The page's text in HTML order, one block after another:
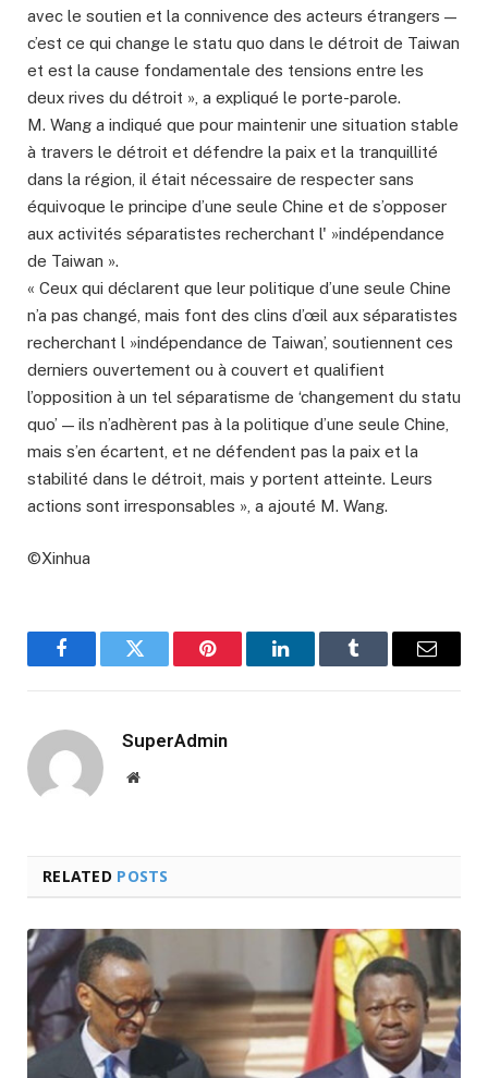
avec le soutien et la connivence des acteurs étrangers —
c’est ce qui change le statu quo dans le détroit de Taiwan
et est la cause fondamentale des tensions entre les
deux rives du détroit », a expliqué le porte-parole.
M. Wang a indiqué que pour maintenir une situation stable
à travers le détroit et défendre la paix et la tranquillité
dans la région, il était nécessaire de respecter sans
équivoque le principe d’une seule Chine et de s’opposer
aux activités séparatistes recherchant l' »indépendance
de Taiwan ».
« Ceux qui déclarent que leur politique d’une seule Chine
n’a pas changé, mais font des clins d’œil aux séparatistes
recherchant l »indépendance de Taiwan’, soutiennent ces
derniers ouvertement ou à couvert et qualifient
l’opposition à un tel séparatisme de ‘changement du statu
quo’ — ils n’adhèrent pas à la politique d’une seule Chine,
mais s’en écartent, et ne défendent pas la paix et la
stabilité dans le détroit, mais y portent atteinte. Leurs
actions sont irresponsables », a ajouté M. Wang.
©Xinhua
FacebookTwitter Pinterest LinkedInTumblr Email
SuperAdmin
Website
RELATED POSTS